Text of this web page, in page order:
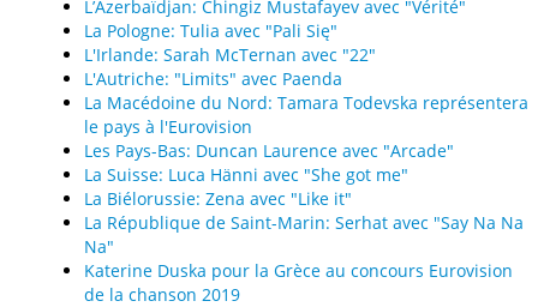
L’Azerbaïdjan: Chingiz Mustafayev avec "Vérité"
La Pologne: Tulia avec "Pali Się"
L'Irlande: Sarah McTernan avec "22"
L'Autriche: "Limits" avec Paenda
La Macédoine du Nord: Tamara Todevska représentera
le pays à l'Eurovision
Les Pays-Bas: Duncan Laurence avec "Arcade"
La Suisse: Luca Hänni avec "She got me"
La Biélorussie: Zena avec "Like it"
La République de Saint-Marin: Serhat avec "Say Na Na
Na"
Katerine Duska pour la Grèce au concours Eurovision
de la chanson 2019